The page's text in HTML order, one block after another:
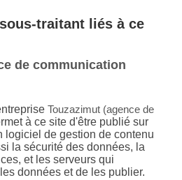
traitant liés à ce
de communication
Touzazimut (agence de
à ce site d'être publié sur
logiciel de gestion de contenu
la sécurité des données, la
et les serveurs qui
données et de les publier.